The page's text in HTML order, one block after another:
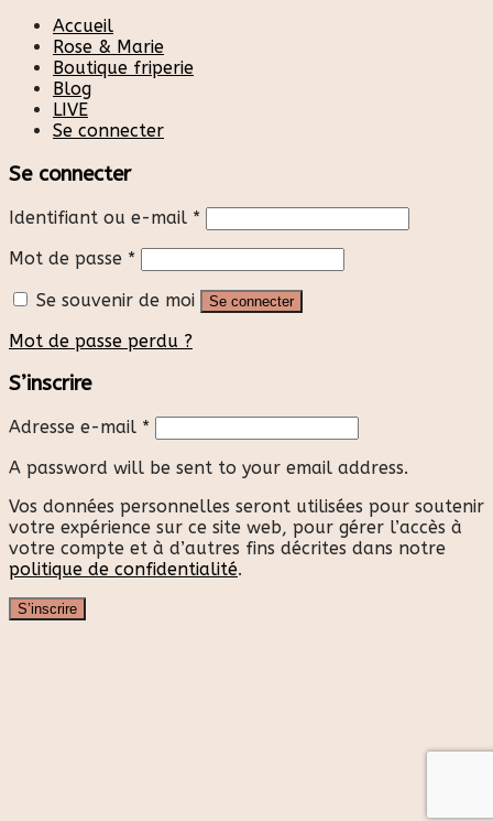
Accueil
Rose & Marie
Boutique friperie
Blog
LIVE
Se connecter
Se connecter
Identifiant ou e-mail *
Mot de passe *
Se souvenir de moi
Se connecter
Mot de passe perdu ?
S’inscrire
Adresse e-mail *
A password will be sent to your email address.
Vos données personnelles seront utilisées pour soutenir
votre expérience sur ce site web, pour gérer l’accès à
votre compte et à d’autres fins décrites dans notre
politique de confidentialité.
S’inscrire